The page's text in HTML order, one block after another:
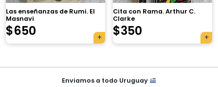
Las enseñanzas de Rumi. El
Masnavi
$650
Cita con Rama. Arthur C.
Clarke
$350
NavegaciónEnviamos a todo Uruguay
Tu carrito está vacío.
Agregá un producto y aparecerá acá
automáticamente.